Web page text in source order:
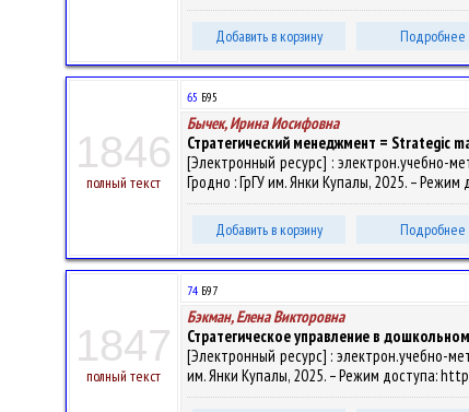
Добавить в корзину Подробнее
1846
полный текст
65 Б95
Бычек, Ирина Иосифовна
Стратегический менеджмент = Strategic
[Электронный ресурс] : электрон.учебно-
Гродно : ГрГУ им. Янки Купалы, 2025. –
Добавить в корзину Подробнее
1847
полный текст
74 Б97
Бэкман, Елена Викторовна
Стратегическое управление в
[Электронный ресурс] : электрон.учебно-
им. Янки Купалы, 2025. – Режим доступа: